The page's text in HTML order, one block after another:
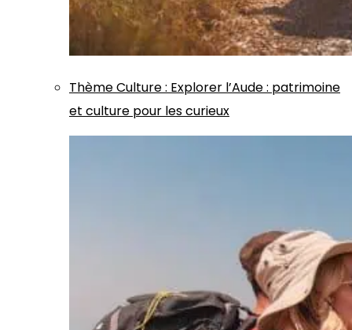
ThèmeCulture: Explorer l’Aude : patrimoine
et culture pour les curieux